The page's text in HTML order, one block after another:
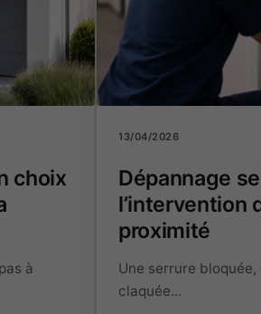
choix
à
Dépannage
l’intervention
proximité
13/04/2026
Une serrure
claquée…